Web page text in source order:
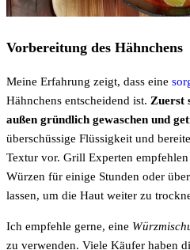
Vorbereitung des Hähnchens
Meine Erfahrung zeigt, dass eine
Hähnchens entscheidend ist. Zuerst
außen gründlich gewaschen und
überschüssige Flüssigkeit und
Textur vor. Grill Experten
Würzen für einige Stunden oder
lassen, um die Haut weiter zu
Ich empfehle gerne, eine
zu verwenden. Viele Käufer haben